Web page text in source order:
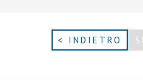
< INDIETRO